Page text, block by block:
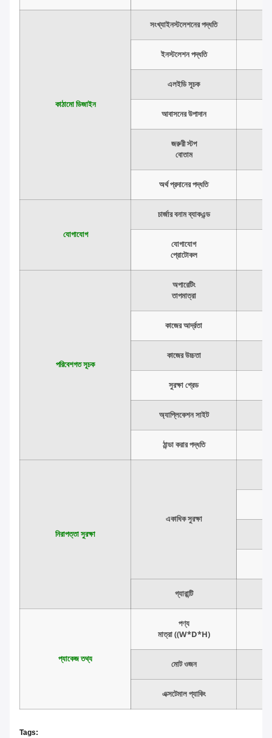
কাঠামো ডিজাইন
সংখ্যাইনস্টলেশনের পদ্ধতি
ইনস্টলেশন পদ্ধতি
এলইডি সূচক
আবাসনের উপাদান
জরুরী স্টপ
বোতাম
অর্থ প্রদানের পদ্ধতি
যোগাযোগ
চার্জার বনাম ব্যাকএন্ড
যোগাযোগ
প্রোটোকল
পরিবেশগত সূচক
অপারেটিং
তাপমাত্রা
কাজের আর্দ্রতা
কাজের উচ্চতা
সুরক্ষা গ্রেড
অ্যাপ্লিকেশন সাইট
ঠান্ডা করার পদ্ধতি
নিরাপত্তা সুরক্ষা
একাধিক সুরক্ষা
গ্যারান্টি
প্যাকেজ তথ্য
পণ্য
মাত্রা ((W*D*H)
মোট ওজন
এক্সটেমাল প্যাকিং
Tags: